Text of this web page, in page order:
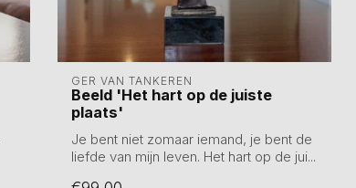
GER VAN TANKEREN
Beeld 'Het hart op de juiste
plaats'
Je bent niet zomaar iemand, je bent de
liefde van mijn leven. Het hart op de jui...